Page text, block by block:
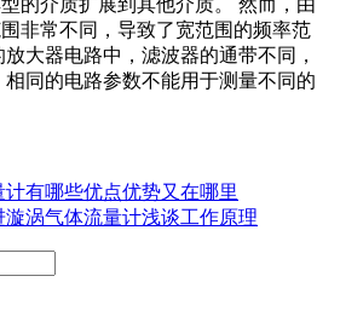
非常不同，导致了宽范围的频率范
大器电路中，滤波器的通带不同，
同的电路参数不能用于测量不同的
计有哪些优点优势又在哪里
漩涡气体流量计浅谈工作原理